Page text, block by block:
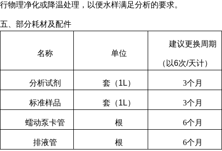
行物理净化或降温处理，以便水样满足分析的要求。
五、部分耗材及配件
名称 单位
建议更换周期
（以6次/天计）
分析试剂 套（1L） 3个月
标准样品 套（1L） 3个月
蠕动泵卡管 根 6个月
排液管 根 6个月